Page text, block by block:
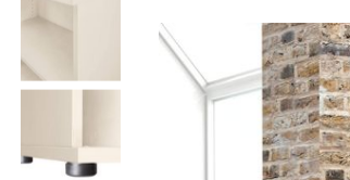
Akustik Deckensegel &
Wandpaneele